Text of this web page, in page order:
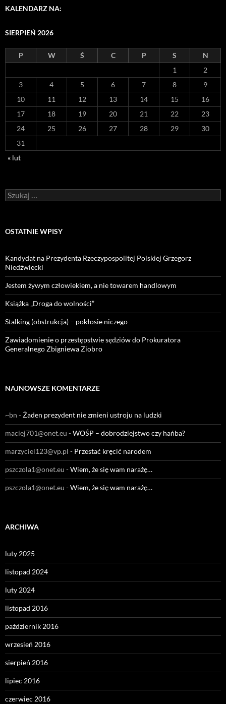
KALENDARZ NA:
SIERPIEŃ 2026
P W Ś C P S
N
1
2
3
4 5 6 7 8
9
10
11 12 13 14 15
16
17
18 19 20 21 22
23
24
25 26 27 28 29
30
31
« lut
Szukaj:
OSTATNIE WPISY
Kandydat na Prezydenta Rzeczypospolitej Polskiej Grzegorz
Niedźwiecki
Jestem żywym człowiekiem, a nie towarem handlowym
Książka „Droga do wolności”
Stalking (obstrukcja) – pokłosie niczego
Zawiadomienie o przestępstwie sędziów do Prokuratora
Generalnego Zbigniewa Ziobro
NAJNOWSZE KOMENTARZE
~bn -Żaden prezydent nie zmieni ustroju na ludzki
maciej701@onet.eu -WOŚP – dobrodziejstwo czy hańba?
marzyciel123@vp.pl - Przestać kręcić narodem
pszczola1@onet.eu -Wiem, że się wam narażę…
pszczola1@onet.eu -Wiem, że się wam narażę…
ARCHIWA
luty 2025
listopad 2024
luty 2024
listopad 2016
październik 2016
wrzesień 2016
sierpień 2016
lipiec 2016
czerwiec 2016